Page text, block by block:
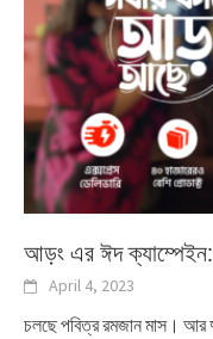
আড়ং এর ঈদ
April 4, 2023
চলছে পবিত্র রমজান মাস।